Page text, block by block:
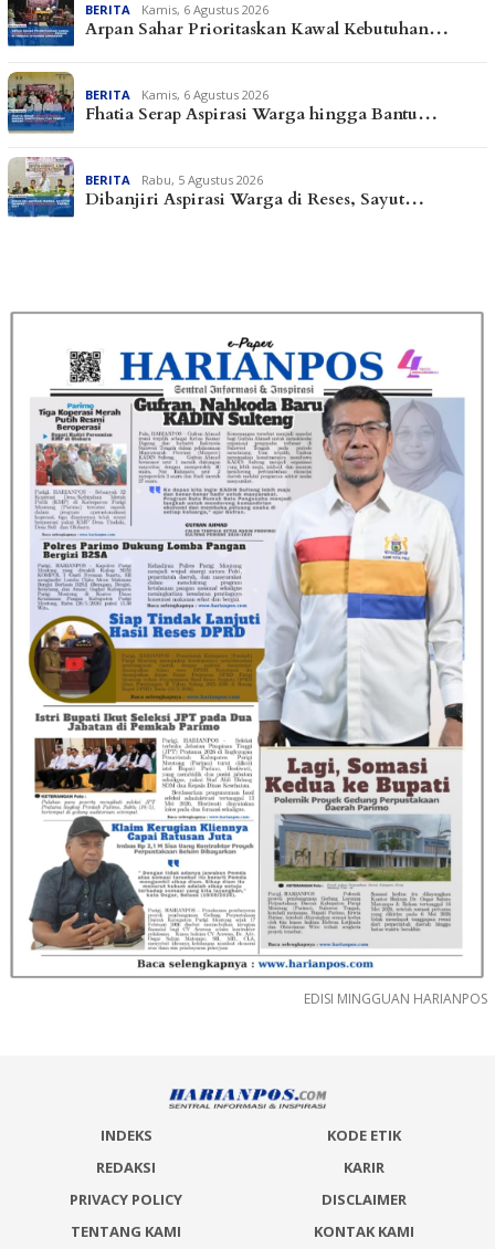
BERITA Kamis, 6 Agustus 2026
Arpan Sahar Prioritaskan Kawal Kebutuhan…
BERITA Kamis, 6 Agustus 2026
Fhatia Serap Aspirasi Warga hingga Bantu…
BERITA Rabu, 5 Agustus 2026
Dibanjiri Aspirasi Warga di Reses, Sayut…
EDISI MINGGUAN HARIANPOS
INDEKS
KODE ETIK
REDAKSI
KARIR
PRIVACY POLICY
DISCLAIMER
TENTANG KAMI
KONTAK KAMI